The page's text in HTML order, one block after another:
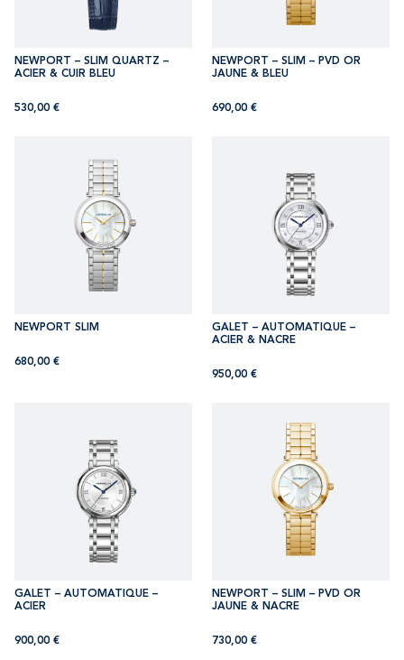
NEWPORT – SLIM QUARTZ –
ACIER & CUIR BLEU
530,00 €
NEWPORT – SLIM – PVD OR
JAUNE & BLEU
690,00 €
NEWPORT SLIM
680,00 €
GALET – AUTOMATIQUE –
ACIER & NACRE
950,00 €
GALET – AUTOMATIQUE –
ACIER
900,00 €
NEWPORT – SLIM – PVD OR
JAUNE & NACRE
730,00 €